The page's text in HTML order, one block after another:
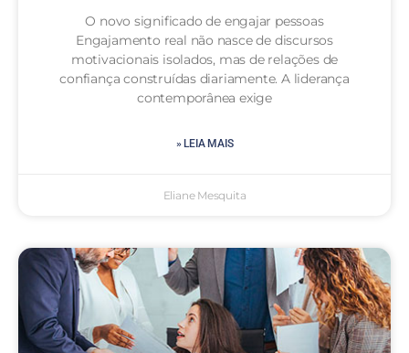
O novo significado de engajar pessoas
Engajamento real não nasce de discursos
motivacionais isolados, mas de relações de
confiança construídas diariamente. A liderança
contemporânea exige
» LEIA MAIS
Eliane Mesquita